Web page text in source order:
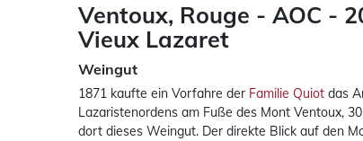
Ventoux, Rouge - AOC -
Vieux Lazaret
Weingut
1871 kaufte ein Vorfahre der Familie Quiot das
Lazaristenordens am Fuße des Mont Ventoux,
dort dieses Weingut. Der direkte Blick auf den